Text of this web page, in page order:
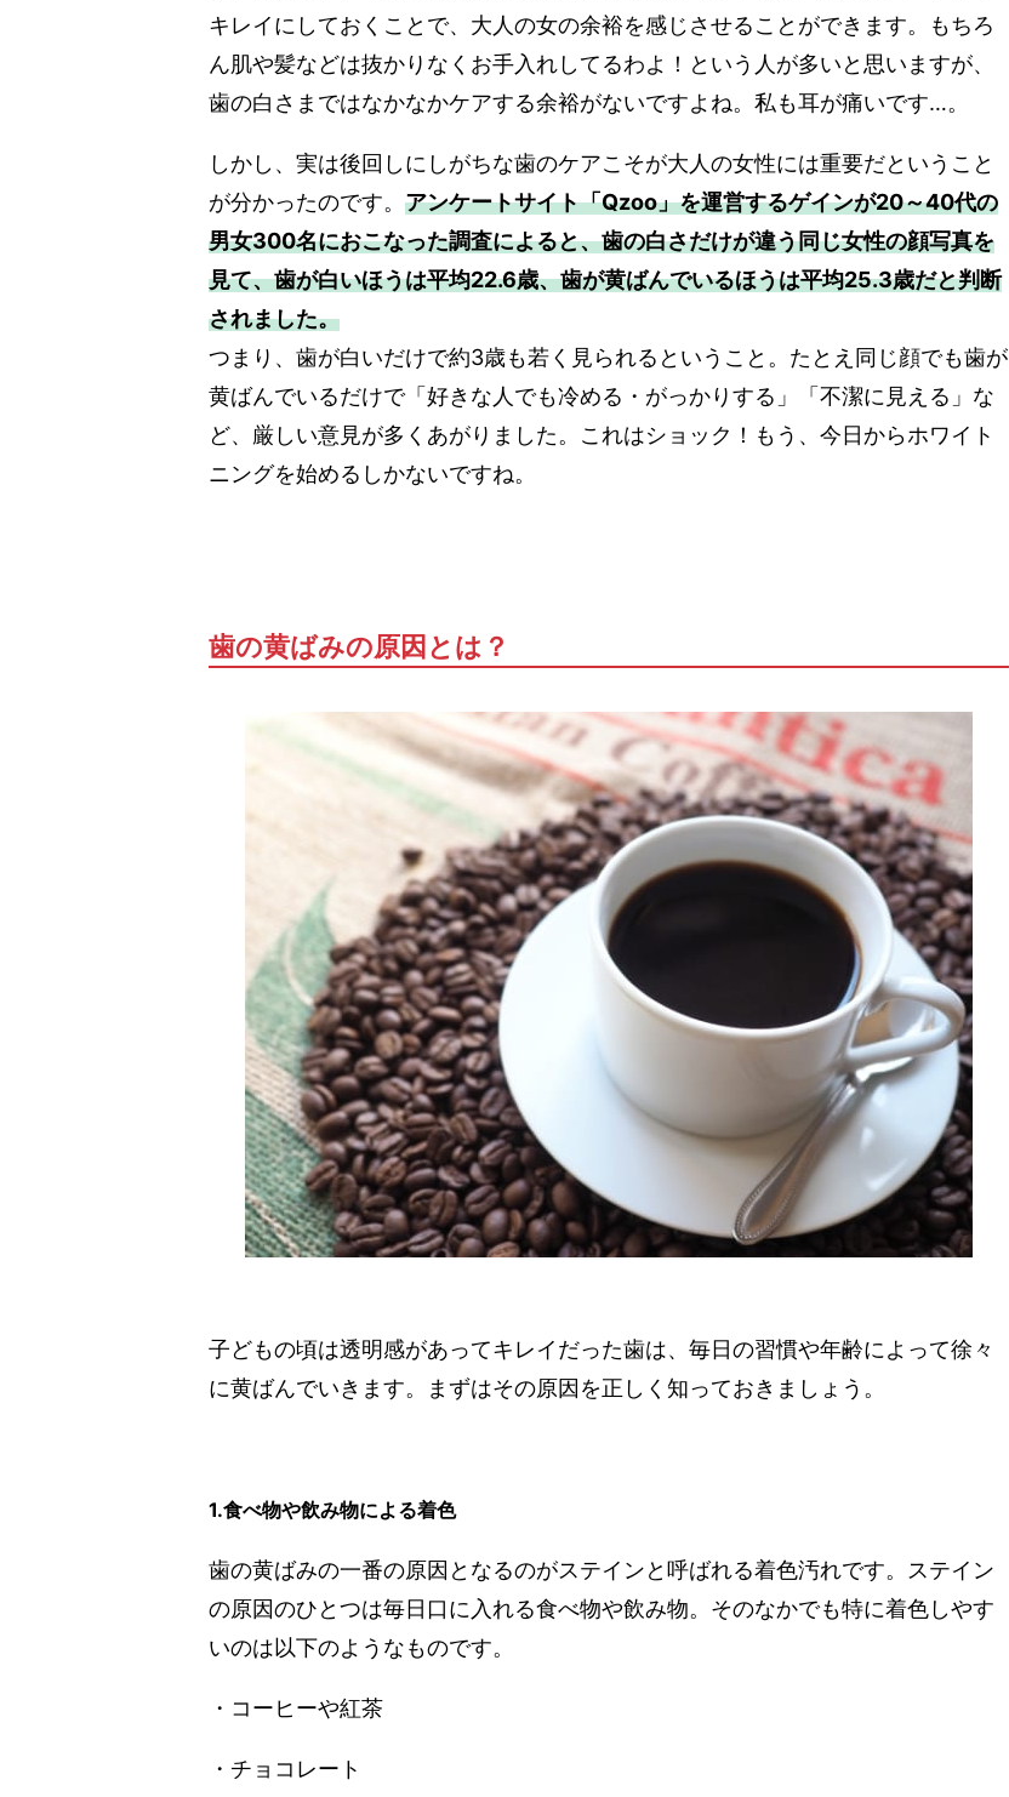
キレイにしておくことで、大人の女の余裕を感じさせることができます。もちろ
ん肌や髪などは抜かりなくお手入れしてるわよ！という人が多いと思いますが、
歯の白さまではなかなかケアする余裕がないですよね。私も耳が痛いです…。
しかし、実は後回しにしがちな歯のケアこそが大人の女性には重要だということ
が分かったのです。 アンケートサイト「Qzoo」を運営するゲインが20～40代の
男女300名におこなった調査によると、歯の白さだけが違う同じ女性の顔写真を
見て、歯が白いほうは平均22.6歳、歯が黄ばんでいるほうは平均25.3歳だと判断
されました。
つまり、歯が白いだけで約3歳も若く見られるということ。たとえ同じ顔でも歯が
黄ばんでいるだけで「好きな人でも冷める・がっかりする」「不潔に見える」な
ど、厳しい意見が多くあがりました。これはショック！もう、今日からホワイト
ニングを始めるしかないですね。
歯の黄ばみの原因とは？
子どもの頃は透明感があってキレイだった歯は、毎日の習慣や年齢によって徐々
に黄ばんでいきます。まずはその原因を正しく知っておきましょう。
1.食べ物や飲み物による着色
歯の黄ばみの一番の原因となるのがステインと呼ばれる着色汚れです。ステイン
の原因のひとつは毎日口に入れる食べ物や飲み物。そのなかでも特に着色しやす
いのは以下のようなものです。
・コーヒーや紅茶
・チョコレート